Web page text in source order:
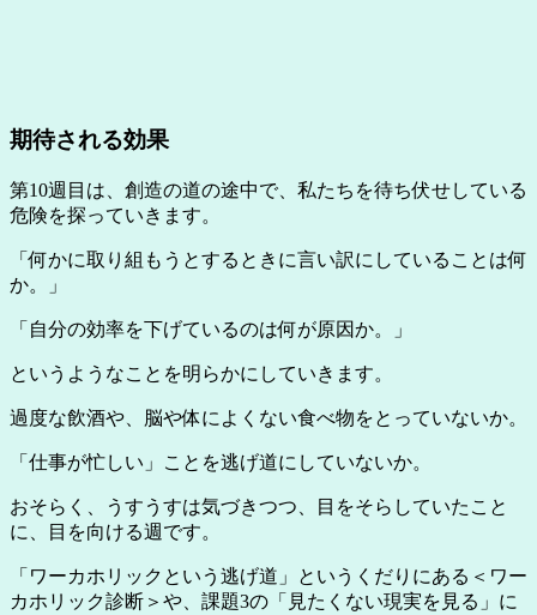
期待される効果
第10週目は、創造の道の途中で、私たちを待ち伏せしている
危険を探っていきます。
「何かに取り組もうとするときに言い訳にしていることは何
か。」
「自分の効率を下げているのは何が原因か。」
というようなことを明らかにしていきます。
過度な飲酒や、脳や体によくない食べ物をとっていないか。
「仕事が忙しい」ことを逃げ道にしていないか。
おそらく、うすうすは気づきつつ、目をそらしていたこと
に、目を向ける週です。
「ワーカホリックという逃げ道」というくだりにある＜ワー
カホリック診断＞や、課題3の「見たくない現実を見る」に